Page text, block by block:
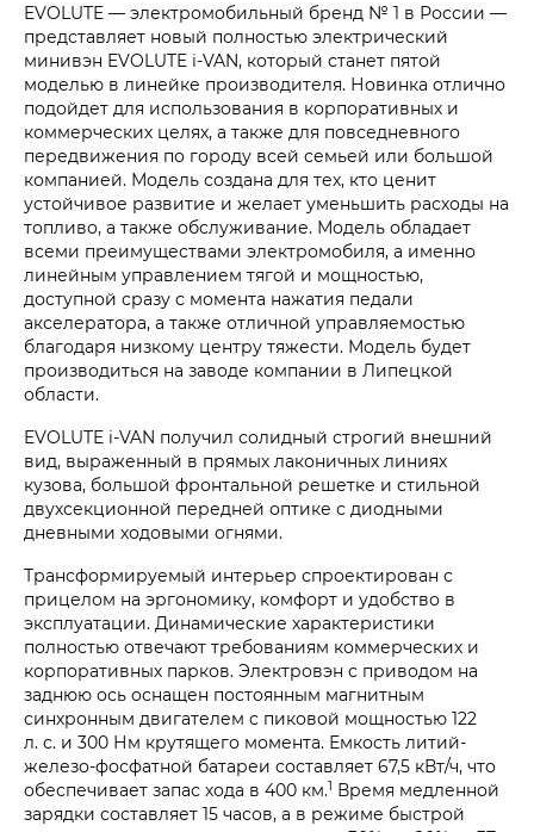
EVOLUTE — электромобильный бренд № 1 в России —
представляет новый полностью электрический
минивэн EVOLUTE i‑VAN, который станет пятой
моделью в линейке производителя. Новинка отлично
подойдет для использования в корпоративных и
коммерческих целях, а также для повседневного
передвижения по городу всей семьей или большой
компанией. Модель создана для тех, кто ценит
устойчивое развитие и желает уменьшить расходы на
топливо, а также обслуживание. Модель обладает
всеми преимуществами электромобиля, а именно
линейным управлением тягой и мощностью,
доступной сразу с момента нажатия педали
акселератора, а также отличной управляемостью
благодаря низкому центру тяжести. Модель будет
производиться на заводе компании в Липецкой
области.
EVOLUTE i‑VAN получил солидный строгий внешний
вид, выраженный в прямых лаконичных линиях
кузова, большой фронтальной решетке и стильной
двухсекционной передней оптике с диодными
дневными ходовыми огнями.
Трансформируемый интерьер спроектирован с
прицелом на эргономику, комфорт и удобство в
эксплуатации. Динамические характеристики
полностью отвечают требованиям коммерческих и
корпоративных парков. Электровэн с приводом на
заднюю ось оснащен постоянным магнитным
синхронным двигателем с пиковой мощностью 122
л. с. и 300 Нм крутящего момента. Емкость литий-
железо-фосфатной батареи составляет 67,5 кВт/ч, что
обеспечивает запас хода в 400 км.1 Время медленной
зарядки составляет 15 часов, а в режиме быстрой